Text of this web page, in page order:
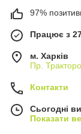
97%
Працює з
м. Харків
Пр.
Контакти
Сьогодні
Показати